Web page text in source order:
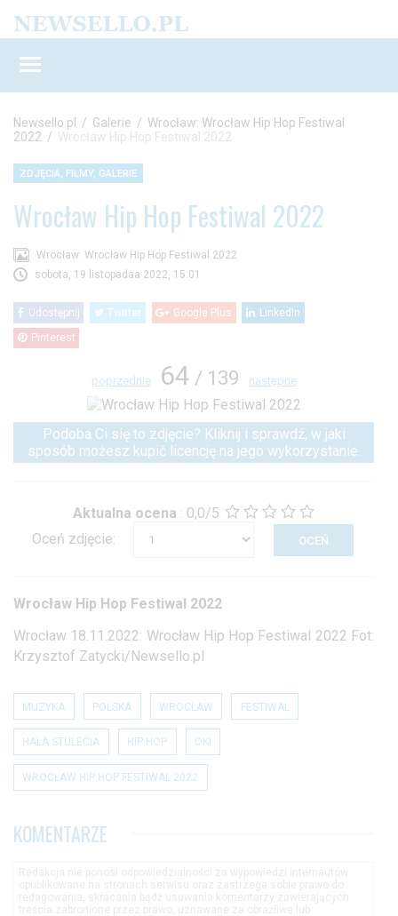
Newsello.pl / Galerie / Wrocław: Wrocław Hip Hop Festiwal
2022 / Wrocław Hip Hop Festiwal 2022
ZDJĘCIA, FILMY, GALERIE
Wrocław Hip Hop Festiwal 2022
Wrocław: Wrocław Hip Hop Festiwal 2022
sobota, 19 listopadaa 2022, 15:01
Udostępnij Twitter Google Plus LinkedIn
Pinterest
poprzednie 64 / 139 następne
Podoba Ci się to zdjęcie? Kliknij i sprawdź, w jaki
sposób możesz kupić licencję na jego wykorzystanie.
Aktualna ocena : 0,0/5
Oceń zdjęcie:
Wrocław Hip Hop Festiwal 2022
Wrocław 18.11.2022: Wrocław Hip Hop Festiwal 2022 Fot:
Krzysztof Zatycki/Newsello.pl
MUZYKA POLSKA WROCLAW FESTIWAL
HALA STULECIA HIP HOP OKI
WROCŁAW HIP HOP FESTIWAL 2022
KOMENTARZE